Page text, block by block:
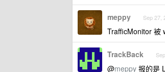
meppy Sep 27,
TrafficMonitor 被
TrackBack
@meppy 报的是